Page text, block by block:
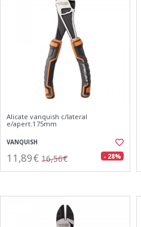
Alicate vanquish c/lateral
e/apert.175mm
VANQUISH
11,89€ 16,56€ - 28%